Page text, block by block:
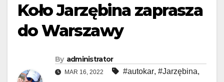
Koło Jarzębina zaprasza
do Warszawy
By administrator
MAR 16, 2022 #autokar, #Jarzębina,